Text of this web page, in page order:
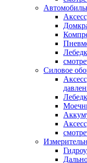
Силовое